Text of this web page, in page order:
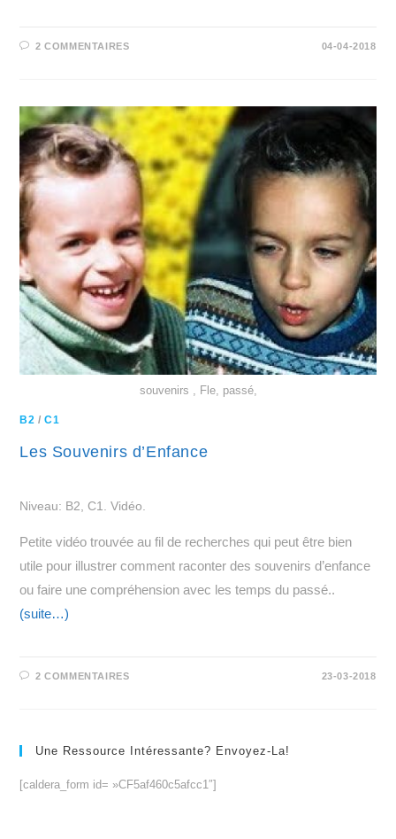
2 COMMENTAIRES 04-04-2018
souvenirs , Fle, passé,
B2 /C1
Les Souvenirs d’Enfance
Niveau: B2, C1. Vidéo.
Petite vidéo trouvée au fil de recherches qui peut être bien
utile pour illustrer comment raconter des souvenirs d’enfance
ou faire une compréhension avec les temps du passé..
(suite…)
2 COMMENTAIRES 23-03-2018
Une Ressource Intéressante? Envoyez-La!
[caldera_form id= »CF5af460c5afcc1″]